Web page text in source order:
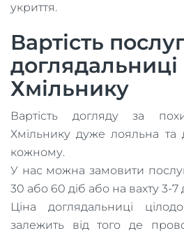
укриття.
Вартість
доглядальниці
Хмільнику
Вартість догляду за
Хмільнику дуже лояльна та
кожному.
У нас можна замовити
30 або 60 діб або на вахту 3-7
Ціна доглядальниці
залежить від того де